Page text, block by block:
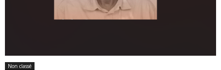
de
Non classé